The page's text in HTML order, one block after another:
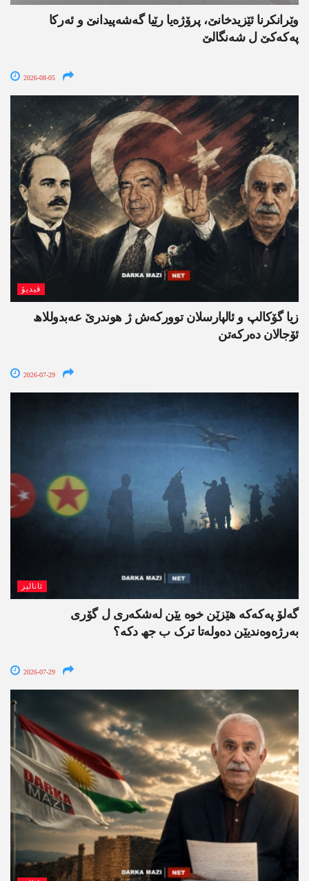
وێرانکرنا ئێزیدخانێ، پرۆژەیا رێیا گەشەپیدانێ و ئەرکا
پەکەکێ ل شەنگالێ
2026-08-05
ڤیدیۆ
زیا گۆکالپ و ئالپارسلان توورکەش ژ ھوندرێ عەبدوللاھ
ئۆجالان دەرکەتن
2026-07-29
ئانالیز
گەلۆ پەکەکە ھێزێن خوە یێن لەشکەری ل گۆری
بەرژەوەندیێن دەولەتا ترک ب جھ دکە؟
2026-07-29